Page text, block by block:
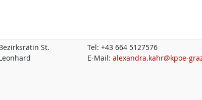
St.
Tel:+43 664 5127576
E-Mail:alexandra.kahr@kpoe-